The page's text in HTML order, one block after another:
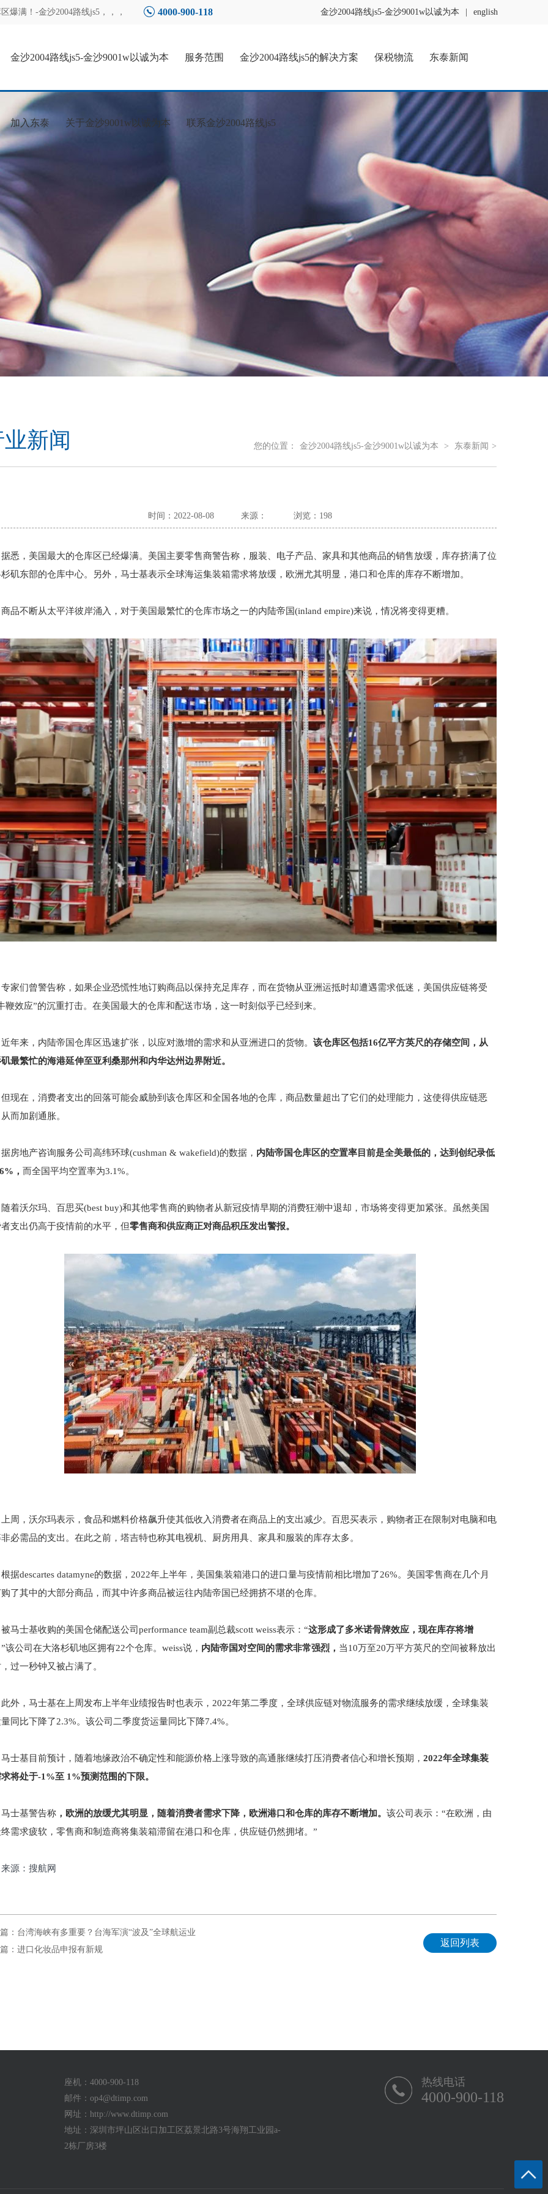
爆满！-金沙2004路线js5 ，，， 4000-900-118 金沙2004路线js5-金沙9001w以诚为本 english
金沙2004路线js5-金沙9001w以诚为本 服务范围 金沙2004路线js5的解决方案 保税物流 东泰新闻
加入东泰 关于金沙9001w以诚为本 联系金沙2004路线js5
新闻 您的位置： 金沙2004路线js5-金沙9001w以诚为本 > 东泰新闻 >
时间：2022-08-08 来源： 浏览：198
据悉，美国最大的仓库区已经爆满。美国主要零售商警告称，服装、电子产品、家具和其他商品的销售放缓，库存挤满了位
矶东部的仓库中心。另外，马士基表示全球海运集装箱需求将放缓，欧洲尤其明显，港口和仓库的库存不断增加。
商品不断从太平洋彼岸涌入，对于美国最繁忙的仓库市场之一的内陆帝国(inland empire)来说，情况将变得更糟。
专家们曾警告称，如果企业恐慌性地订购商品以保持充足库存，而在货物从亚洲运抵时却遭遇需求低迷，美国供应链将受
鞭效应”的沉重打击。在美国最大的仓库和配送市场，这一时刻似乎已经到来。
近年来，内陆帝国仓库区迅速扩张，以应对激增的需求和从亚洲进口的货物。 该仓库区包括16亿平方英尺的存储空间，从
最繁忙的海港延伸至亚利桑那州和内华达州边界附近。
但现在，消费者支出的回落可能会威胁到该仓库区和全国各地的仓库，商品数量超出了它们的处理能力，这使得供应链恶
而加剧通胀。
据房地产咨询服务公司高纬环球(cushman & wakefield)的数据， 内陆帝国仓库区的空置率目前是全美最低的，达到创纪录低
， 而全国平均空置率为3.1%。
随着沃尔玛、百思买(best buy)和其他零售商的购物者从新冠疫情早期的消费狂潮中退却，市场将变得更加紧张。虽然美国
支出仍高于疫情前的水平，但零售商和供应商正对商品积压发出警报。
上周，沃尔玛表示，食品和燃料价格飙升使其低收入消费者在商品上的支出减少。百思买表示，购物者正在限制对电脑和电
必需品的支出。在此之前，塔吉特也称其电视机、厨房用具、家具和服装的库存太多。
根据descartes datamyne的数据，2022年上半年，美国集装箱港口的进口量与疫情前相比增加了26%。美国零售商在几个月
了其中的大部分商品，而其中许多商品被运往内陆帝国已经拥挤不堪的仓库。
被马士基收购的美国仓储配送公司performance team副总裁scott weiss表示：“这形成了多米诺骨牌效应，现在库存将增
”该公司在大洛杉矶地区拥有22个仓库。weiss说， 内陆帝国对空间的需求非常强烈， 当10万至20万平方英尺的空间被释放出
过一秒钟又被占满了。
此外，马士基在上周发布上半年业绩报告时也表示，2022年第二季度，全球供应链对物流服务的需求继续放缓，全球集装
同比下降了2.3%。该公司二季度货运量同比下降7.4%。
马士基目前预计，随着地缘政治不确定性和能源价格上涨导致的高通胀继续打压消费者信心和增长预期， 2022年全球集装
将处于-1%至 1%预测范围的下限。
马士基警告称 ，欧洲的放缓尤其明显，随着消费者需求下降，欧洲港口和仓库的库存不断增加。 该公司表示：“在欧洲，由
需求疲软，零售商和制造商将集装箱滞留在港口和仓库，供应链仍然拥堵。”
来源：搜航网
：台湾海峡有多重要？台海军演“波及”全球航运业
：进口化妆品申报有新规
返回列表
座机：4000-900-118
邮件： op4@dtimp.com
网址：http://www.dtimp.com
地址：深圳市坪山区出口加工区荔景北路3号海翔工业园a-
2栋厂房3楼
热线电话
4000-900-118